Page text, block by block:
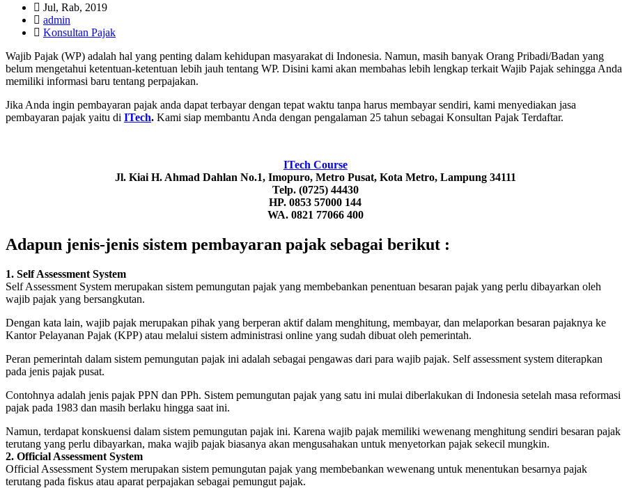
Jul, Rab, 2019
admin
Konsultan Pajak
Wajib Pajak (WP) adalah hal yang penting dalam kehidupan masyarakat di Indonesia. Namun, masih banyak Orang Pribadi/Badan yang
belum mengetahui ketentuan-ketentuan lebih jauh tentang WP. Disini kami akan membahas lebih lengkap terkait Wajib Pajak sehingga Anda
memiliki informasi baru tentang perpajakan.
Jika Anda ingin pembayaran pajak anda dapat terbayar dengan tepat waktu tanpa harus membayar sendiri, kami menyediakan jasa
pembayaran pajak yaitu di ITech. Kami siap membantu Anda dengan pengalaman 25 tahun sebagai Konsultan Pajak Terdaftar.
ITech Course
Jl. Kiai H. Ahmad Dahlan No.1, Imopuro, Metro Pusat, Kota Metro, Lampung 34111
Telp. (0725) 44430
HP. 0853 57000 144
WA. 0821 77066 400
Adapun jenis-jenis sistem pembayaran pajak sebagai berikut :
1. Self Assessment System
Self Assessment System merupakan sistem pemungutan pajak yang membebankan penentuan besaran pajak yang perlu dibayarkan oleh
wajib pajak yang bersangkutan.
Dengan kata lain, wajib pajak merupakan pihak yang berperan aktif dalam menghitung, membayar, dan melaporkan besaran pajaknya ke
Kantor Pelayanan Pajak (KPP) atau melalui sistem administrasi online yang sudah dibuat oleh pemerintah.
Peran pemerintah dalam sistem pemungutan pajak ini adalah sebagai pengawas dari para wajib pajak. Self assessment system diterapkan
pada jenis pajak pusat.
Contohnya adalah jenis pajak PPN dan PPh. Sistem pemungutan pajak yang satu ini mulai diberlakukan di Indonesia setelah masa reformasi
pajak pada 1983 dan masih berlaku hingga saat ini.
Namun, terdapat konskuensi dalam sistem pemungutan pajak ini. Karena wajib pajak memiliki wewenang menghitung sendiri besaran pajak
terutang yang perlu dibayarkan, maka wajib pajak biasanya akan mengusahakan untuk menyetorkan pajak sekecil mungkin.
2. Official Assessment System
Official Assessment System merupakan sistem pemungutan pajak yang membebankan wewenang untuk menentukan besarnya pajak
terutang pada fiskus atau aparat perpajakan sebagai pemungut pajak.